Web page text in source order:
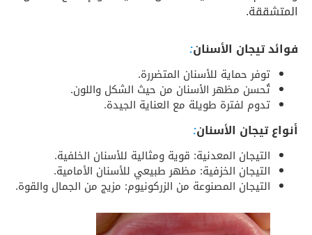
المتشققة.
فوائد تيجان الأسنان:
توفر حماية للأسنان المتضررة.
تُحسن مظهر الأسنان من حيث الشكل واللون.
تدوم لفترة طويلة مع العناية الجيدة.
أنواع تيجان الأسنان:
التيجان المعدنية: قوية ومثالية للأسنان الخلفية.
التيجان الخزفية: مظهر طبيعي للأسنان الأمامية.
التيجان المصنوعة من الزركونيوم: مزيج من الجمال والقوة.